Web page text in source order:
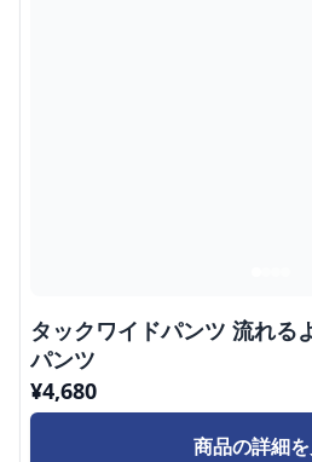
タックワイドパンツ 流れる
パンツ
¥4,680
商品の詳細